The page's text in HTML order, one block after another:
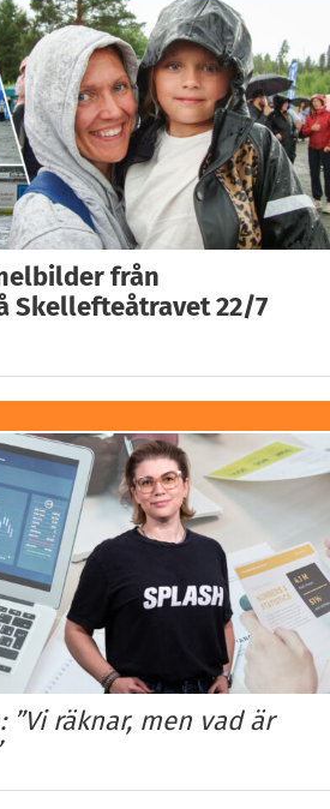
från
Skellefteåtravet 22/7
”Vi räknar, men vad är